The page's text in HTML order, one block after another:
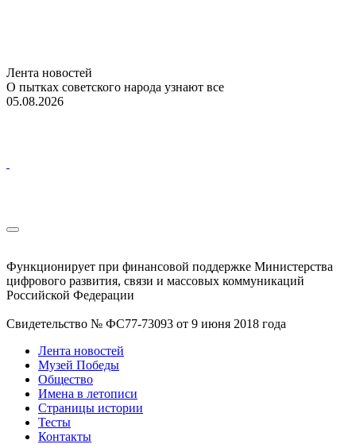
Лента новостей
О пытках советского народа узнают все
05.08.2026
Функционирует при финансовой поддержке Министерства
цифрового развития, связи и массовых коммуникаций
Российской Федерации
Свидетельство № ФС77-73093 от 9 июня 2018 года
Лента новостей
Музей Победы
Общество
Имена в летописи
Страницы истории
Тесты
Контакты